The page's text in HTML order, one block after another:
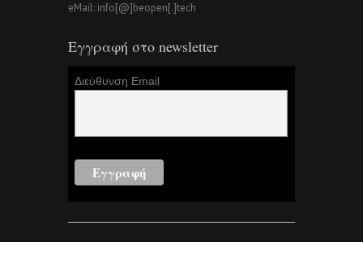
eMail: info[@]beopen[.]tech
Εγγραφή στο newsletter
Διεύθυνση Email